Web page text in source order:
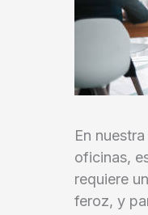
En
oficinas,
requiere
feroz, y